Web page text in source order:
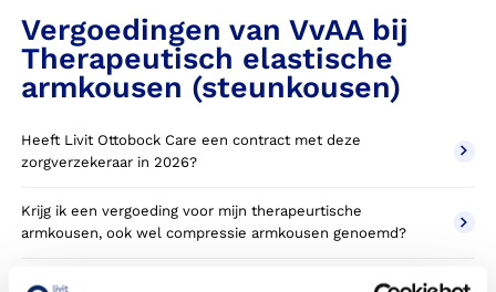
Vergoedingen van VvAA bij
Therapeutisch elastische
armkousen (steunkousen)
Heeft Livit Ottobock Care een contract met deze
zorgverzekeraar in 2026?
Krijg ik een vergoeding voor mijn therapeurtische
armkousen, ook wel compressie armkousen genoemd?
Moet ik voor armkousen een eigen bijdrage betalen?